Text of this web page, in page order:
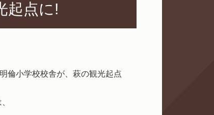
起点に!
倫小学校校舎が、萩の観光起点